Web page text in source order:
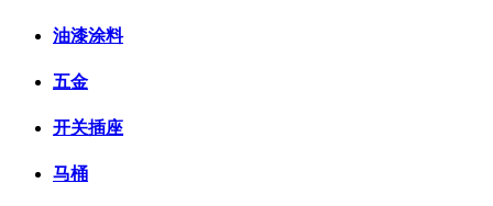
油漆涂料
五金
开关插座
马桶